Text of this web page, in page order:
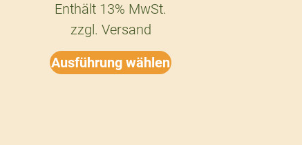
Enthält 13% MwSt.
zzgl. Versand
Ausführung wählen